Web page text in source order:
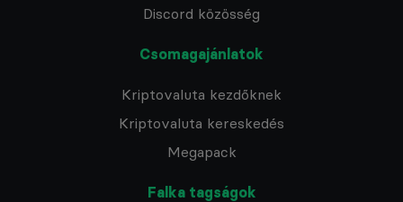
Discord közösség
Csomagajánlatok
Kriptovaluta kezdőknek
Kriptovaluta kereskedés
Megapack
Falka tagságok